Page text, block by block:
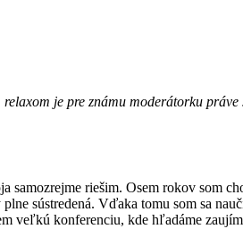
je pre známu moderátorku práve
samozrejme riešim. Osem rokov som
sústredená. Vďaka tomu som sa
veľkú konferenciu, kde hľadáme